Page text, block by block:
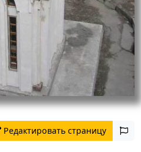
Редактировать страницу